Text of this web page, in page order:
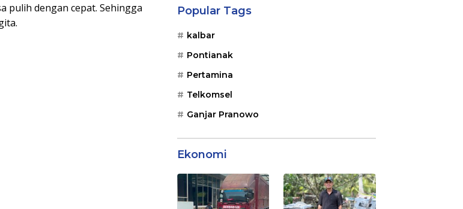
pulih dengan cepat. Sehingga
Popular Tags
kalbar
Pontianak
Pertamina
Telkomsel
Ganjar Pranowo
Ekonomi